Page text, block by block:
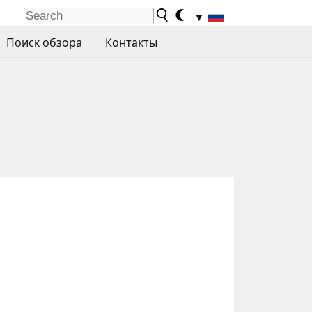
▼
Поиск обзора
Контакты